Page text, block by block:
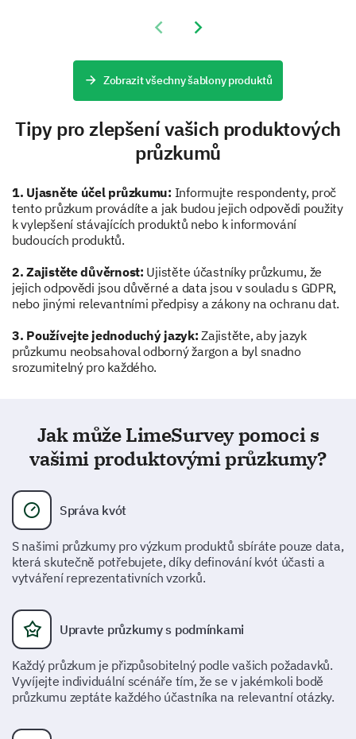
Which of the following features do you use the
most? (Select all that apply)
Feature A
Feature C
Ideas
In this section, we want to understand how we can
thoughts you share will be highly valuable.
Tell us about any additional features you would
If there are any concerns or issues you've
experienced with our product, please tell us in
detail. How would you recommend we address
them?
If the improvements were made, would you be
more likely to recommend our product to a
Previous slide
Next slide
Zobrazit všechny šablony produktů
Tipy pro zlepšení vašich produktových
průzkumů
1. Ujasněte účel průzkumu: Informujte respondenty, proč
tento průzkum provádíte a jak budou jejich odpovědi použity
k vylepšení stávajících produktů nebo k informování
budoucích produktů.
2. Zajistěte důvěrnost: Ujistěte účastníky průzkumu, že
jejich odpovědi jsou důvěrné a data jsou v souladu s GDPR,
nebo jinými relevantními předpisy a zákony na ochranu dat.
3. Používejte jednoduchý jazyk: Zajistěte, aby jazyk
průzkumu neobsahoval odborný žargon a byl snadno
srozumitelný pro každého.
Jak může LimeSurvey pomoci s
vašimi produktovými průzkumy?
Správa kvót
S našimi průzkumy pro výzkum produktů sbíráte pouze data,
která skutečně potřebujete, díky definování kvót účasti a
vytváření reprezentativních vzorků.
Upravte průzkumy s podmínkami
Každý průzkum je přizpůsobitelný podle vašich požadavků.
Vyvíjejte individuální scénáře tím, že se v jakémkoli bodě
průzkumu zeptáte každého účastníka na relevantní otázky.